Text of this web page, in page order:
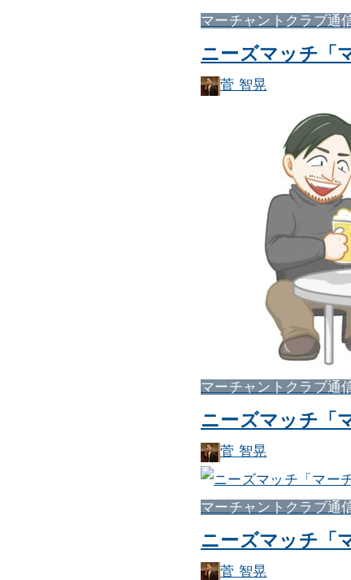
マーチャントクラブ通
ニーズマッチ「
菅 智晃
マーチャントクラブ通
ニーズマッチ「
菅 智晃
マーチャントクラブ通
ニーズマッチ「
菅 智晃